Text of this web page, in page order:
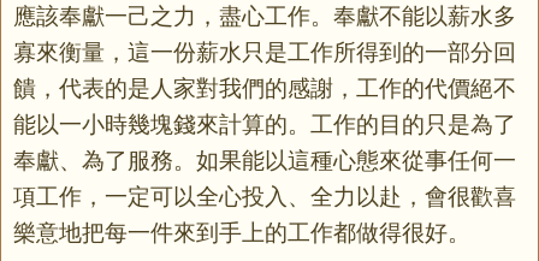
應該奉獻一己之力，盡心工作。奉獻不能以薪水多
寡來衡量，這一份薪水只是工作所得到的一部分回
饋，代表的是人家對我們的感謝，工作的代價絕不
能以一小時幾塊錢來計算的。工作的目的只是為了
奉獻、為了服務。如果能以這種心態來從事任何一
項工作，一定可以全心投入、全力以赴，會很歡喜
樂意地把每一件來到手上的工作都做得很好。